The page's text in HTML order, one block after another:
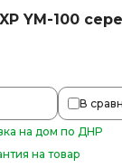
YM-100
В
на дом по ДНР
на товар